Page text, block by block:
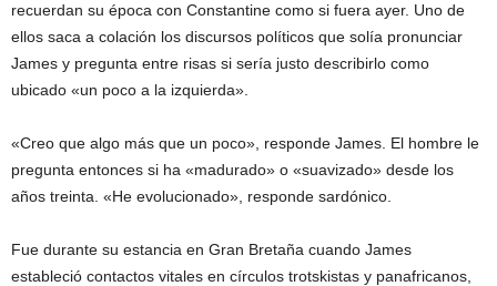
recuerdan su época con Constantine como si fuera ayer. Uno de
ellos saca a colación los discursos políticos que solía pronunciar
James y pregunta entre risas si sería justo describirlo como
ubicado «un poco a la izquierda».
«Creo que algo más que un poco», responde James. El hombre le
pregunta entonces si ha «madurado» o «suavizado» desde los
años treinta. «He evolucionado», responde sardónico.
Fue durante su estancia en Gran Bretaña cuando James
estableció contactos vitales en círculos trotskistas y panafricanos,